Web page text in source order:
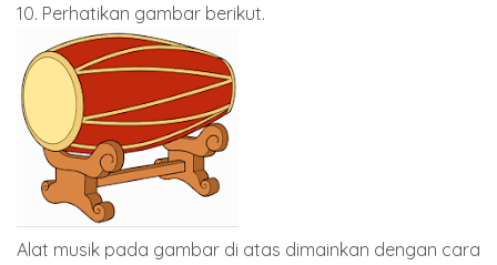
10. Perhatikan gambar berikut.
Alat musik pada gambar di atas dimainkan dengan cara